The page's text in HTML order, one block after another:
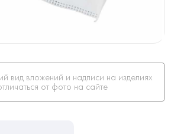
вид вложений и надписи на изделиях
от фото на сайте